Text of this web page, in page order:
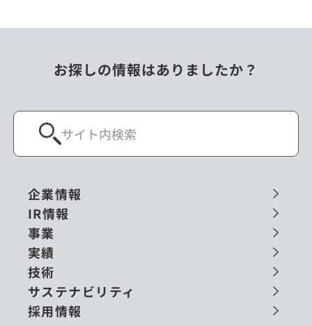
お探しの情報はありましたか？
企業情報
IR情報
事業
実績
技術
サステナビリティ
採用情報